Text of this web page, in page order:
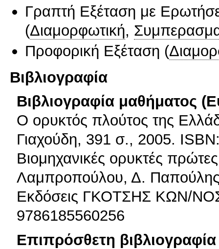
Γραπτή Εξέταση με
(Διαμορφωτική,
Προφορική Εξέταση (
Βιβλιογραφία
Βιβλιογραφία μαθήματος
Ο ορυκτός πλούτος της
Γιαχούδη, 391 σ., 2005.
Βιομηχανικές ορυκτές
Λαμπροπούλου, Δ.
Εκδόσεις ΓΚΟΤΣΗΣ ΚΩΝ/
9786185560256
Επιπρόσθετη βιβλιογραφία